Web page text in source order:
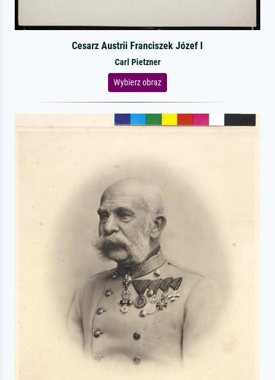
Cesarz Austrii Franciszek Józef I
Carl Pietzner
Wybierz obraz